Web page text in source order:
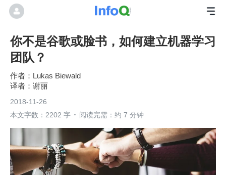
你不是谷歌或脸书，如何建立机器学习
团队？
Lukas Biewald
谢丽
2018-11-26
本文字数：2202 字
阅读完需：约 7 分钟